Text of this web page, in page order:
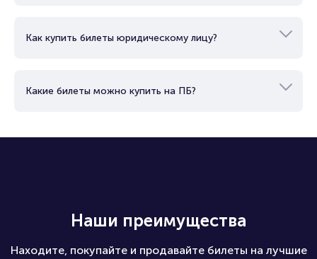
Как купить билеты юридическому лицу?
Какие билеты можно купить на ПБ?
Наши преимущества
Находите, покупайте и продавайте билеты на лучшие